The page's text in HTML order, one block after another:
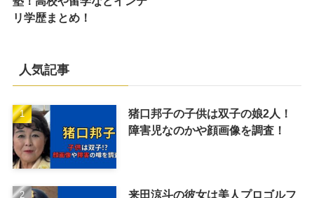
リ学歴まとめ！
人気記事
猪口邦子の子供は双子の娘2人！
障害児なのかや顔画像を調査！
来田涼斗の彼女は美人プロゴルフ